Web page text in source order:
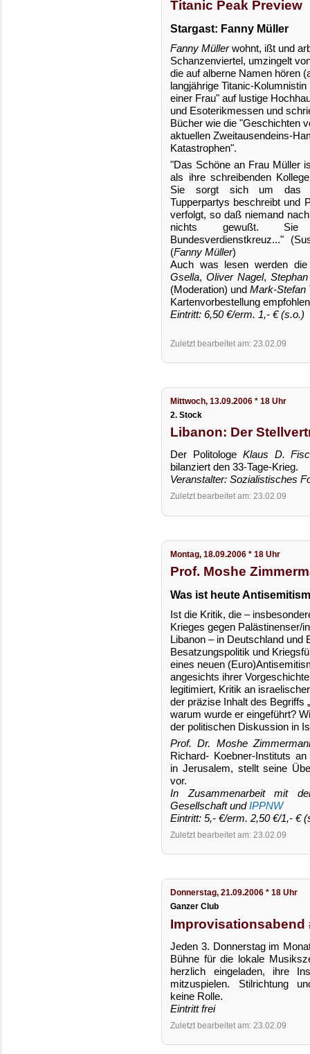
Titanic Peak Preview
Stargast: Fanny Müller
Fanny Müllerwohnt, ißt und
Schanzenviertel, umzingelt
die auf alberne Namen hören
langjährige Titanic-
einer Frau" auf lustige
und Esoterikmessen und
Bücher wie die "Geschichten
aktuellen Zweitausendeins-
Katastrophen".
"Das Schöne an Frau Müller
als ihre schreibenden
Sie sorgt sich um das
Tupperpartys beschreibt und
verfolgt, so daß niemand
nichts gewußt.
Bundesverdienstkreuz..."
(Fanny Müller)
Auch was lesen werden
Gsella, Oliver Nagel,
(Moderation) undMark-Stefan
Kartenvorbestellung
Eintritt: 6,50 €/erm. 1,- € (s.o.)
Zuletzt bearbeitet am: 23.02.09
Mittwoch, 13.09.2006 * 18 Uhr
2. Stock
Libanon: Der
Der Politologe Klaus D.
bilanziert den 33-Tage-Krieg.
Veranstalter: Sozialistisches
Zuletzt bearbeitet am: 23.02.09
Montag, 18.09.2006 * 18 Uhr
Prof. Moshe
Was ist heute
Ist die Kritik, die –
Krieges gegen Palästinenser/
Libanon – in Deutschland und
Besatzungspolitik und
eines neuen
angesichts ihrer
legitimiert, Kritik an
der präzise Inhalt des Begriffs
warum wurde er eingeführt?
der politischen Diskussion in
Prof. Dr. Moshe
Richard- Koebner-Instituts
in Jerusalem, stellt seine
vor.
In Zusammenarbeit mit
Gesellschaft undIPPNW
Eintritt: 5,- €/erm. 2,50 €/1,- €
Zuletzt bearbeitet am: 23.02.09
Donnerstag, 21.09.2006 * 18 Uhr
Ganzer Club
Improvisationsabend
Jeden 3. Donnerstag im
Bühne für die lokale
herzlich eingeladen, ihre
mitzuspielen. Stilrichtung
keine Rolle.
Eintritt frei
Zuletzt bearbeitet am: 23.02.09